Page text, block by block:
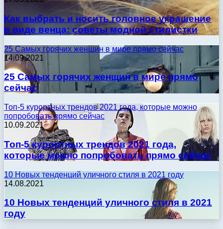
Как выбрать и носить головное украшение
в виде венца: советы модной стилистки
25 Самых горячих женщин в мире прямо сейчас
14.09.2021
25 Самых горячих женщин в мире прямо
сейчас
Топ-5 курортных трендов 2021 года, которые можно
попробовать прямо сейчас
10.09.2021
Топ-5 курортных трендов 2021 года,
которые можно попробовать прямо сейчас
10 Новых тенденций уличного стиля в 2021 году
14.08.2021
10 Новых тенденций уличного стиля в 2021
году